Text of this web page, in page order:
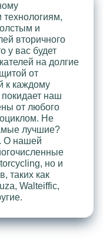
технологиям,
и
вторичного
у вас будет
на долгие
от
к каждому
наш
от любого
Не
лучшие?
О нашей
но и
таких как
Walteiffic,